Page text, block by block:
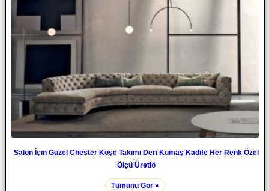
Salon İçin Güzel Chester Köşe Takımı Deri Kumaş Kadife Her Renk Özel
Ölçü Üretiö
Tümünü Gör »